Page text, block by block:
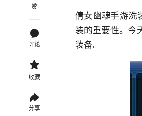
赞
评论
收藏
分享
倩女幽魂手游洗
装的重要性。今
装备。